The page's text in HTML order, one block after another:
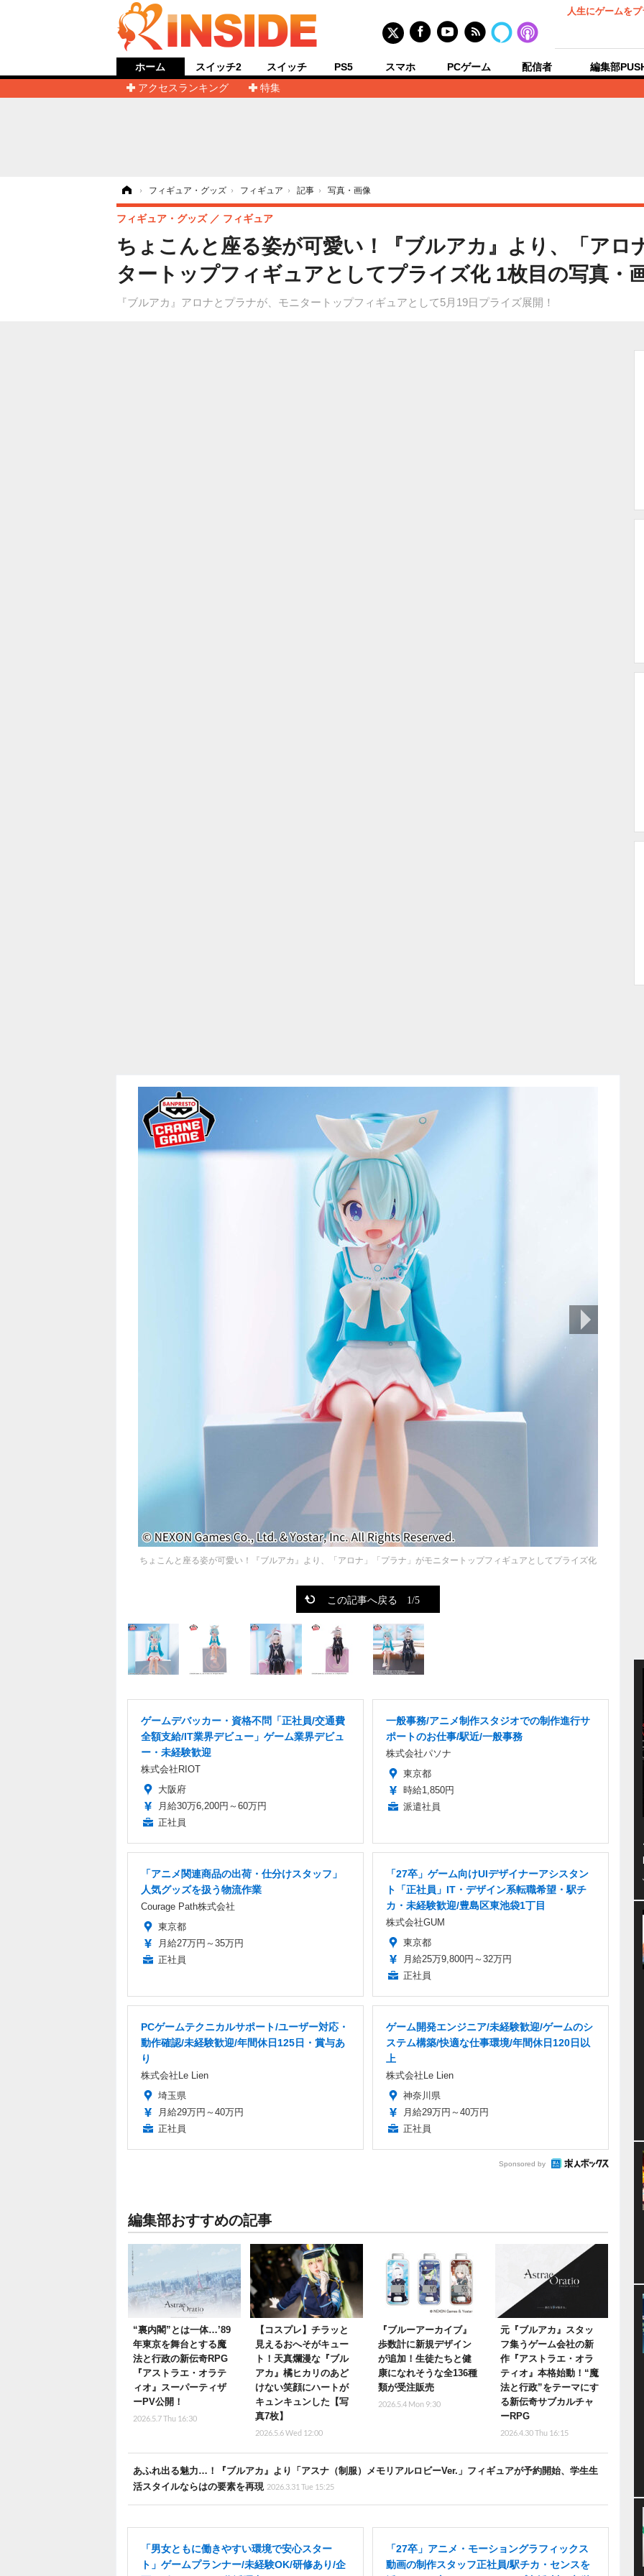
人生にゲームを
ホーム
アクセスランキング
特集
スイッチ2 スイッチ PS5 スマホ PCゲーム 配信者 編集部
› フィギュア・グッズ › フィギュア › 記事 › 写真・画像
ちょこんと座る姿が可愛い！『ブルアカ』より、「アロ
タートップフィギュアとしてプライズ化 1枚目の写真・
『ブルアカ』アロナとプラナが、モニタートップフィギュアとして5月19日プライズ展開！
フィギュア・グッズ フィギュア
ちょこんと座る姿が可愛い！『ブルアカ』より、「アロナ」「プラナ」がモニタートップフィギュアとしてプライズ化
この記事へ戻る 1/5
ゲームデバッカー・資格不問「正社員/交通費
全額支給/IT業界デビュー」ゲーム業界デビュ
ー・未経験歓迎
株式会社RIOT
大阪府
月給30万6,200円～60万円
正社員
一般事務/アニメ制作スタジオでの制作進行サ
ポートのお仕事/駅近/一般事務
株式会社パソナ
東京都
時給1,850円
派遣社員
「アニメ関連商品の出荷・仕分けスタッフ」
人気グッズを扱う物流作業
Courage Path株式会社
東京都
月給27万円～35万円
正社員
「27卒」ゲーム向けUIデザイナーアシスタン
ト「正社員」IT・デザイン系転職希望・駅チ
カ・未経験歓迎/豊島区東池袋1丁目
株式会社GUM
東京都
月給25万9,800円～32万円
正社員
PCゲームテクニカルサポート/ユーザー対応・
動作確認/未経験歓迎/年間休日125日・賞与あ
り
株式会社Le Lien
埼玉県
月給29万円～40万円
正社員
ゲーム開発エンジニア/未経験歓迎/ゲームのシ
ステム構築/快適な仕事環境/年間休日120日以
上
株式会社Le Lien
神奈川県
月給29万円～40万円
正社員
Sponsored by
編集部おすすめの記事
“裏内閣”とは一体…’89
年東京を舞台とする魔
法と行政の新伝奇RPG
『アストラエ・オラテ
ィオ』スーパーティザ
ーPV公開！
2026.5.7 Thu 16:30
【コスプレ】チラッと
見えるおへそがキュー
ト！天真爛漫な『ブル
アカ』橘ヒカリのあど
けない笑顔にハートが
キュンキュンした【写
真7枚】
2026.5.6 Wed 12:00
『ブルーアーカイブ』
歩数計に新規デザイン
が追加！生徒たちと健
康になれそうな全136種
類が受注販売
2026.5.4 Mon 9:30
元『ブルアカ』スタッ
フ集うゲーム会社の新
作『アストラエ・オラ
ティオ』本格始動！“魔
法と行政”をテーマにす
る新伝奇サブカルチャ
ーRPG
2026.4.30 Thu 16:15
あふれ出る魅力…！『ブルアカ』より「アスナ（制服）メモリアルロビーVer.」フィギュアが予約開始、学生生
活スタイルならはの要素を再現 2026.3.31 Tue 15:25
「男女ともに働きやすい環境で安心スター
ト」ゲームプランナー/未経験OK/研修あり/企
「27卒」アニメ・モーショングラフィックス
動画の制作スタッフ正社員/駅チカ・センスを